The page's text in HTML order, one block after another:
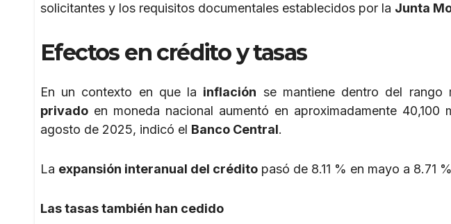
solicitantes y los requisitos documentales establecidos por la Junta
Efectos en crédito ytasas
En un contexto en que la inflación se mantiene dentro del
privado en moneda nacional aumentó en aproximadamente
agosto de 2025, indicó el Banco Central.
La expansión interanual del crédito pasó de 8.11 % en mayo a 8.71
Las tasas también han cedido